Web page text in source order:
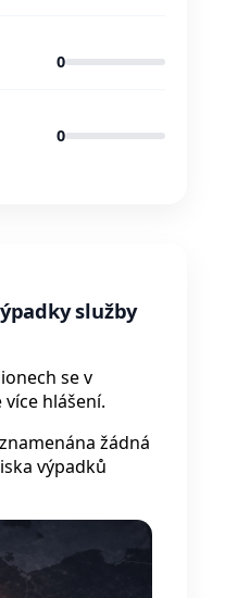
0
0
služby
se v
hlášení.
žádná
výpadků